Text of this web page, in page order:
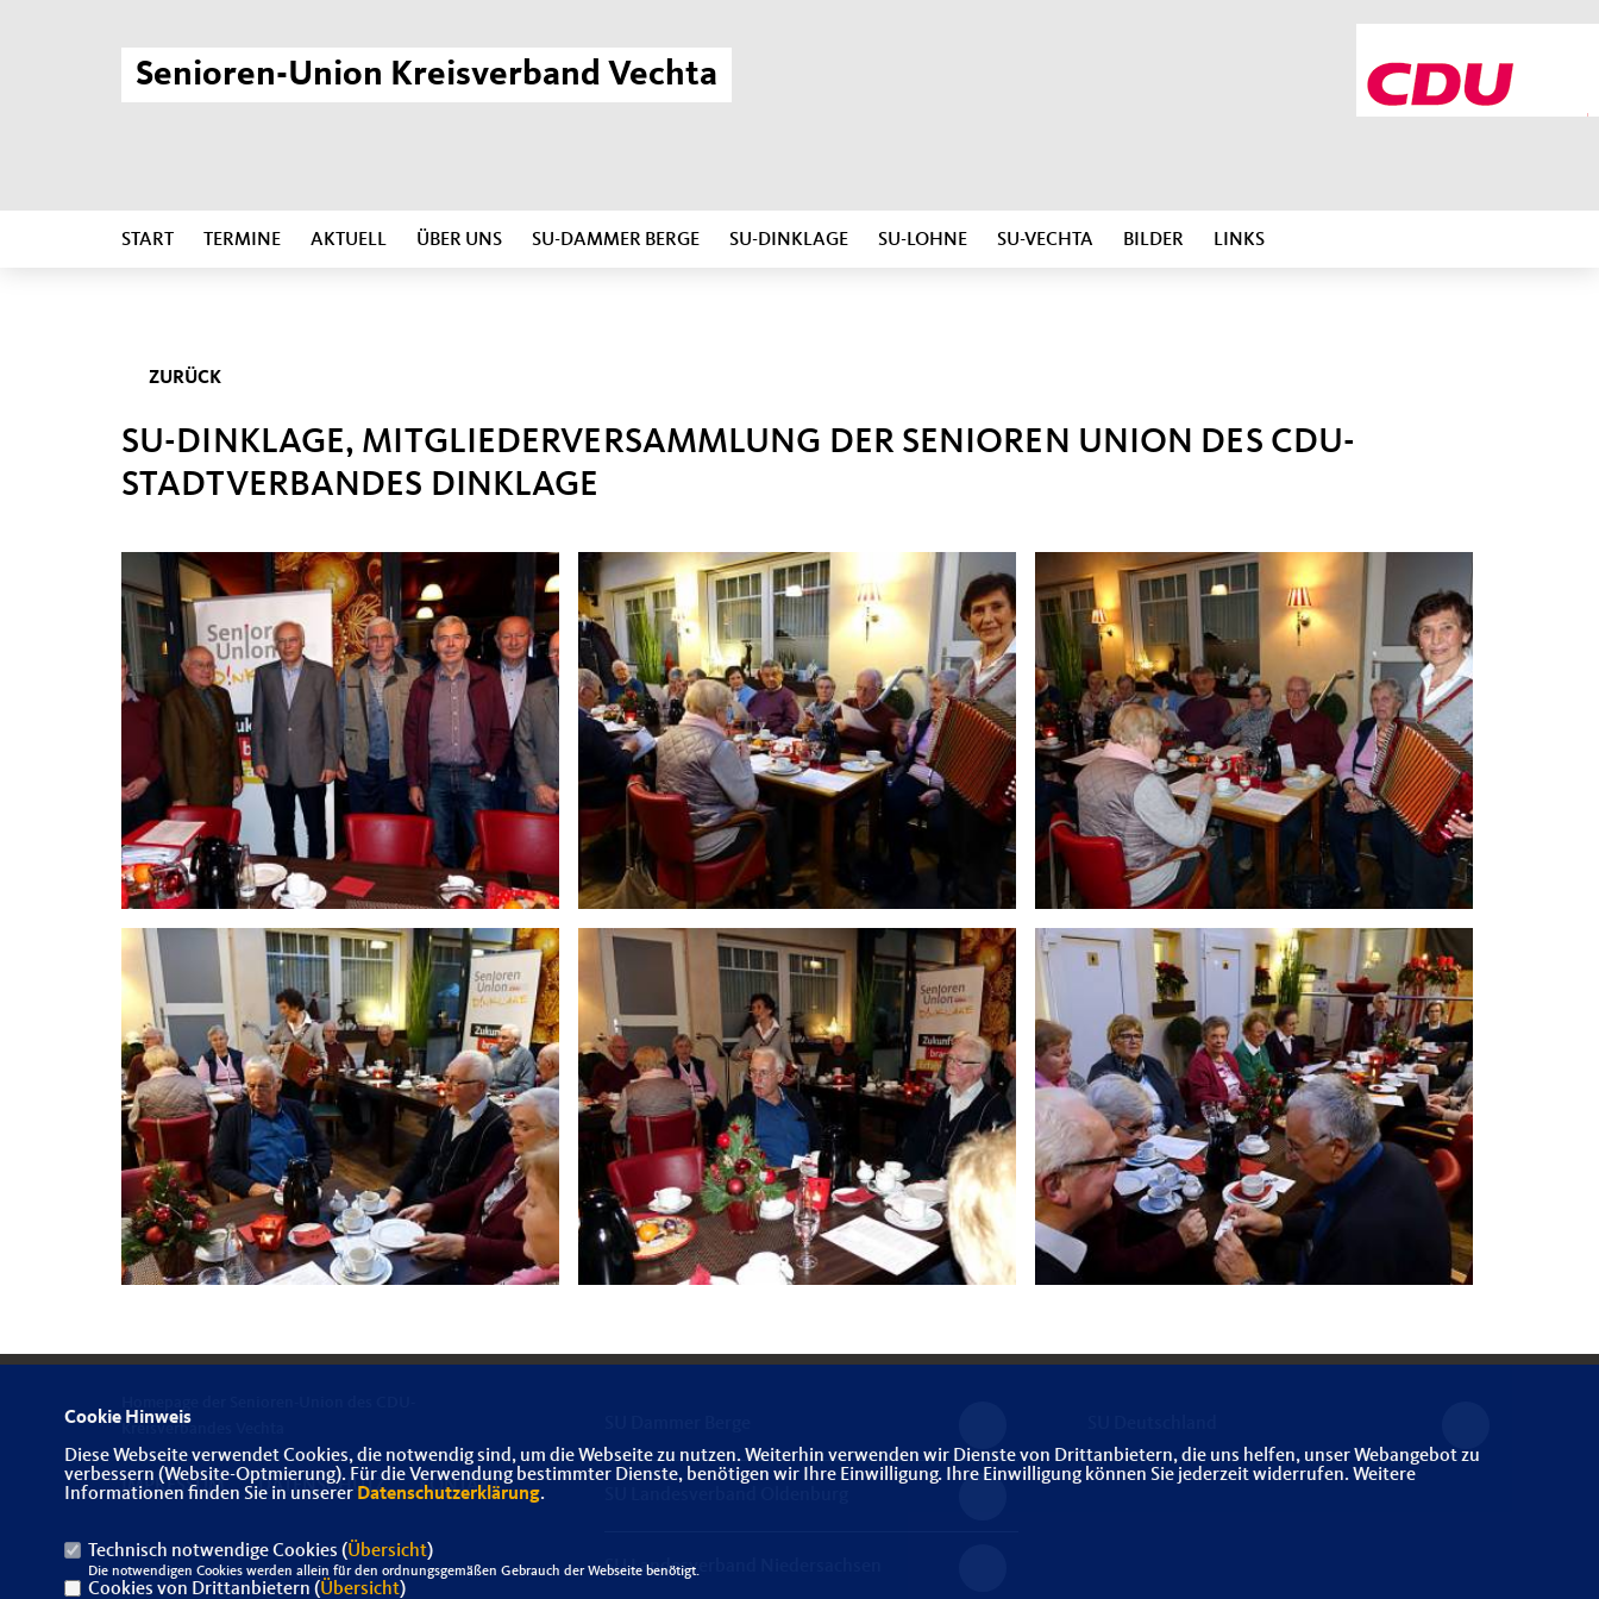
Senioren-Union Kreisverband Vechta
START TERMINE AKTUELL ÜBER UNS SU-DAMMER BERGE SU-DINKLAGE SU-LOHNE SU-VECHTA BILDER LINKS
ZURÜCK
SU-DINKLAGE, MITGLIEDERVERSAMMLUNG DER SENIOREN UNION DES CDU-
STADTVERBANDES DINKLAGE
IMPRESSUM DATENSCHUTZ KONTAKT
SU Landesverband Niedersachsen
Cookie Hinweis
Diese Webseite verwendet Cookies, die notwendig sind, um die Webseite zu nutzen. Weiterhin verwenden wir Dienste von Drittanbietern, die uns helfen, unser Webangebot zu
verbessern (Website-Optmierung). Für die Verwendung bestimmter Dienste, benötigen wir Ihre Einwilligung. Ihre Einwilligung können Sie jederzeit widerrufen. Weitere
Informationen finden Sie in unserer Datenschutzerklärung.
Technisch notwendige Cookies (Übersicht)
Die notwendigen Cookies werden allein für den ordnungsgemäßen Gebrauch der Webseite benötigt.
Cookies von Drittanbietern (Übersicht)